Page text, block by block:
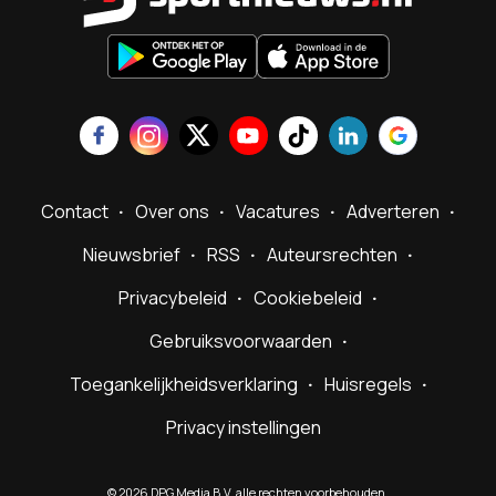
Contact Over ons Vacatures
Adverteren
Nieuwsbrief
RSS
Auteursrechten
Privacybeleid
Cookiebeleid
Gebruiksvoorwaarden
Toegankelijkheidsverklaring
Huisregels
Privacy instellingen
©2026 DPG Media B.V. alle rechten voorbehouden.